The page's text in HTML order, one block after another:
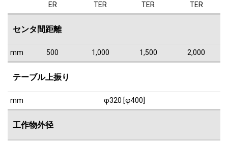
ER
TER
TER
TER
センタ間距離
mm 500 1,000 1,500 2,000
テーブル上振り
mm φ320 [φ400]
工作物外径